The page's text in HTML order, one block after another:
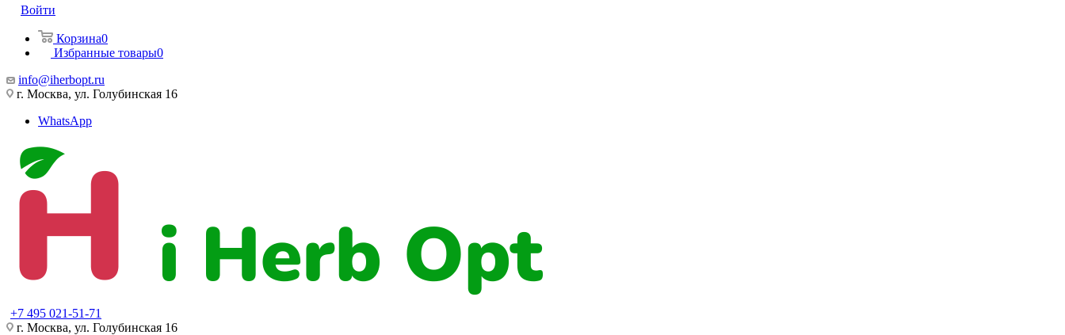
Войти
Корзина0
Избранные товары0
info@iherbopt.ru
г. Москва, ул. Голубинская 16
WhatsApp
+7 495 021-51-71
г. Москва, ул. Голубинская 16